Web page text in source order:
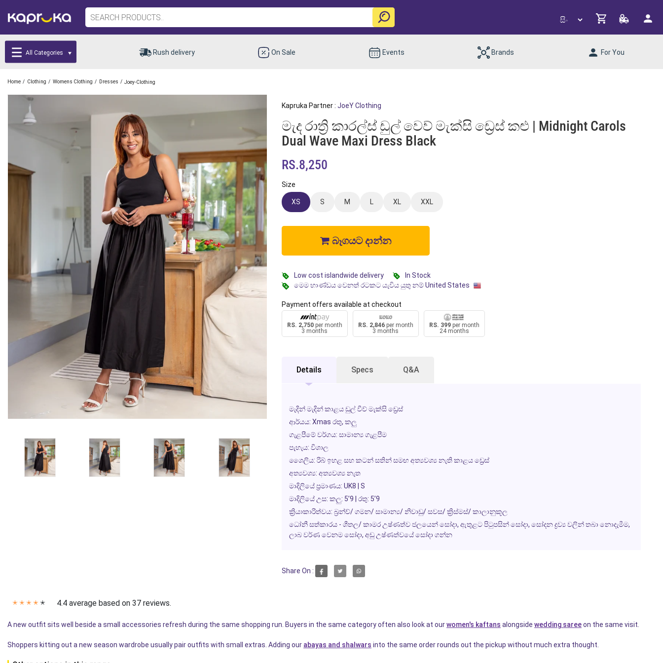
All Categories Rush delivery On Sale Events Brands For You
Home / Clothing / Womens Clothing / Dresses / Joey-Clothing
Kapruka Partner : JoeY Clothing
මැද රාත්‍රි කාරල්ස් ඩුල් වෙව් මැක්සි ඩ්‍රෙස් කළු | Midnight Carols
Dual Wave Maxi Dress Black
RS.8,250
Size
XS S M L XL XXL
බෑගයට දාන්න
Low cost islandwide delivery
In Stock
මෙම භාණ්ඩය වෙනත් රටකට යැවිය යුතු නම් United States
Payment offers available at checkout
RS. 2,750per month
3 months
RS. 2,846per month
3 months
RS. 399per month
24 months
Details Specs Q&A
මැදින් මැදින් කාළය ඩුල් වීව් මැක්සි ඩ්‍රෙස්
ආර්යය: Xmas රතු, කලු
ගැළපීමේ වර්ගය: සාමාන්‍ය ගැළපීම
පැහැය: විශාල
ශෛලිය: රිබ් ඉහළ සහ කටන් සතින් සමඟ අත්‍යවශ්‍ය නැති කාළය ඩ්‍රෙස්
අත්‍යවශ්‍ය: අත්‍යවශ්‍ය නැත
මාදිලියේ ප්‍රමාණය: UK8 | S
මාදිලියේ උස: කලු: 5’9 | රතු: 5’9
ක්‍රියාකාරිත්වය: බ්‍රන්ච්/ ගමන/ සාමාන්‍ය/ නිවාඩු/ සවස/ ක්‍රිස්මස්/ කාලානුකූල
ධෝනී සත්කාරය - ශීතල/ කාමර උෂ්ණත්ව ජලයෙන් සෝදා, ඇතුළට පිටුපසින් සෝදා, සෝදන ද්‍රව්‍ය වලින් තබා නොදැමීම,
ලාබ වර්ණ වෙනම සෝදා, අඩු උෂ්ණත්වයේ සෝදා ගන්න
Share On :
✭ ✭ ✭ ✭ ✭ 4.4 average based on 37 reviews.
A new outfit sits well beside a small accessories refresh during the same shopping run. Buyers in the same category often also look at ourwomen's kaftans alongside wedding sareeon the same visit.
Shoppers kitting out a new season wardrobe usually pair outfits with small extras. Adding our abayas and shalwars into the same order rounds out the pickup without much extra thought.